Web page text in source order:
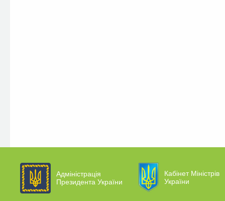
Адміністрація
Президента України
Кабінет Міністрів
України